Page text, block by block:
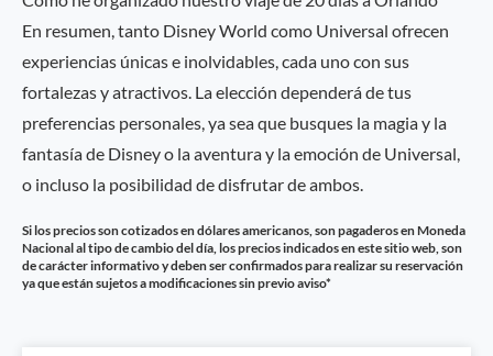
En resumen, tanto Disney World como Universal ofrecen
experiencias únicas e inolvidables, cada uno con sus
fortalezas y atractivos. La elección dependerá de tus
preferencias personales, ya sea que busques la magia y la
fantasía de Disney o la aventura y la emoción de Universal,
o incluso la posibilidad de disfrutar de ambos.
Si los precios son cotizados en dólares americanos, son pagaderos en Moneda
Nacional al tipo de cambio del día, los precios indicados en este sitio web, son
de carácter informativo y deben ser confirmados para realizar su reservación
ya que están sujetos a modificaciones sin previo aviso*